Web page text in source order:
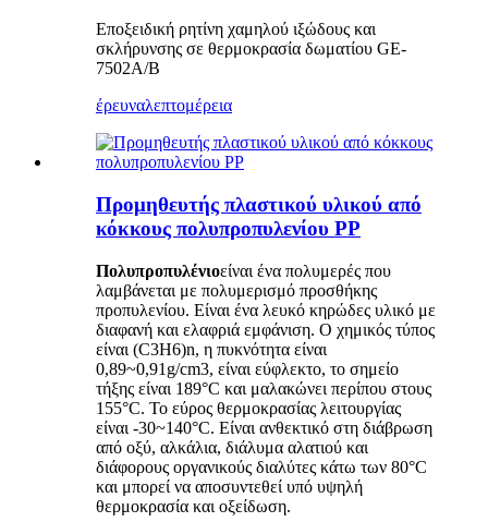
Εποξειδική ρητίνη χαμηλού ιξώδους και
σκλήρυνσης σε θερμοκρασία δωματίου GE-
7502A/B
έρευναλεπτομέρεια
Προμηθευτής πλαστικού υλικού από
κόκκους πολυπροπυλενίου PP
Πολυπροπυλένιοείναι ένα πολυμερές που
λαμβάνεται με πολυμερισμό προσθήκης
προπυλενίου. Είναι ένα λευκό κηρώδες υλικό με
διαφανή και ελαφριά εμφάνιση. Ο χημικός τύπος
είναι (C3H6)n, η πυκνότητα είναι
0,89~0,91g/cm3, είναι εύφλεκτο, το σημείο
τήξης είναι 189°C και μαλακώνει περίπου στους
155°C. Το εύρος θερμοκρασίας λειτουργίας
είναι -30~140°C. Είναι ανθεκτικό στη διάβρωση
από οξύ, αλκάλια, διάλυμα αλατιού και
διάφορους οργανικούς διαλύτες κάτω των 80°C
και μπορεί να αποσυντεθεί υπό υψηλή
θερμοκρασία και οξείδωση.